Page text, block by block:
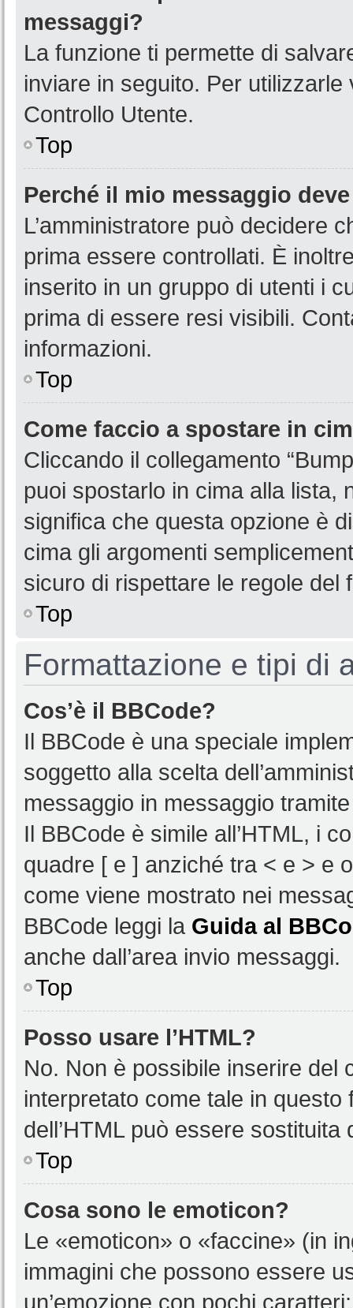
messaggi?
La funzione ti permette di
inviare in seguito. Per utilizzarle
Controllo Utente.
Top
Perché il mio messaggio
L’amministratore può decidere
prima essere controllati. È
inserito in un gruppo di utenti i
prima di essere resi visibili.
informazioni.
Top
Come faccio a spostare in
Cliccando il collegamento
puoi spostarlo in cima alla lista,
significa che questa opzione è
cima gli argomenti
sicuro di rispettare le regole del
Top
Formattazione e tipi di
Cos’è il BBCode?
Il BBCode è una speciale
soggetto alla scelta
messaggio in messaggio
Il BBCode è simile all’HTML, i
quadre [ e ] anziché tra < e > e
come viene mostrato nei
BBCode leggi la Guida al
anche dall’area invio messaggi.
Top
Posso usare l’HTML?
No. Non è possibile inserire del
interpretato come tale in
dell’HTML può essere sostituita
Top
Cosa sono le emoticon?
Le «emoticon» o «faccine» (in
immagini che possono essere
un’emozione con pochi